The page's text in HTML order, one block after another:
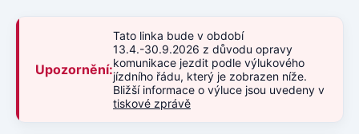
Upozornění:
Tato linka bude v období
13.4.-30.9.2026 z důvodu opravy
komunikace jezdit podle výlukového
jízdního řádu, který je zobrazen níže.
Bližší informace o výluce jsou uvedeny v
tiskové zprávě